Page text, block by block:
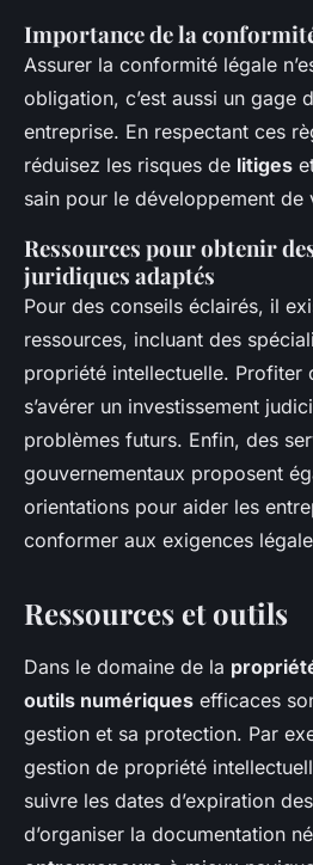
Importance de la
Assurer la conformité légale
obligation, c’est aussi un gage
entreprise. En respectant ces
réduisez les risques de litiges
sain pour le développement de
Ressources pour obtenir
juridiques adaptés
Pour des conseils éclairés, il
ressources, incluant des
propriété intellectuelle. Profiter
s’avérer un investissement
problèmes futurs. Enfin, des
gouvernementaux proposent
orientations pour aider les
conformer aux exigences
Ressources et outils
Dans le domaine de la
outils numériques efficaces
gestion et sa protection. Par
gestion de propriété
suivre les dates d’expiration
d’organiser la documentation